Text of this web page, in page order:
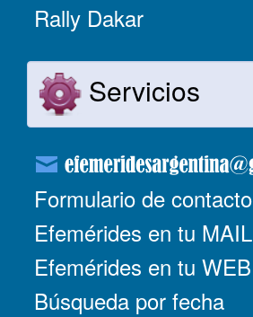
Rally Dakar
Servicios
Formulario de contacto
Efemérides en tu MAIL
Efemérides en tu WEB
Búsqueda por fecha